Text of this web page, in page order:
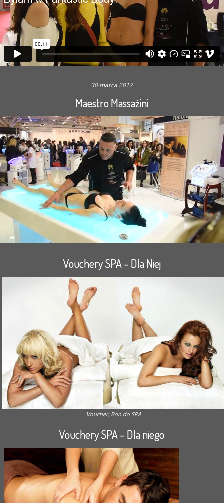
30 marca 2017
Maestro Massażini
Vouchery SPA – Dla Niej
Voucher, Bon do SPA
Vouchery SPA – Dla niego